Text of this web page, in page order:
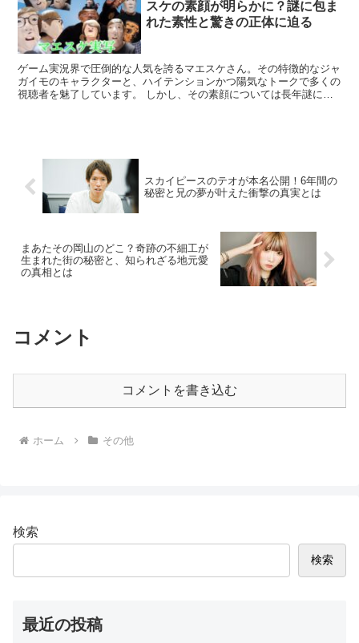
スケの素顔が明らかに？謎に包ま
れた素性と驚きの正体に迫る
ゲーム実況界で圧倒的な人気を誇るマエスケさん。その特徴的なジャ
ガイモのキャラクターと、ハイテンションかつ陽気なトークで多くの
視聴者を魅了しています。 しかし、その素顔については長年謎に包
スカイピースのテオが本名公開！6年間の
秘密と兄の夢が叶えた衝撃の真実とは
まあたその岡山のどこ？奇跡の不細工が
生まれた街の秘密と、知られざる地元愛
の真相とは
コメント
コメントを書き込む
ホーム その他
検索
検索
最近の投稿